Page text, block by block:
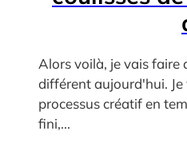
Alors voilà, je vais faire
différent aujourd'hui.
processus créatif en
fini,...